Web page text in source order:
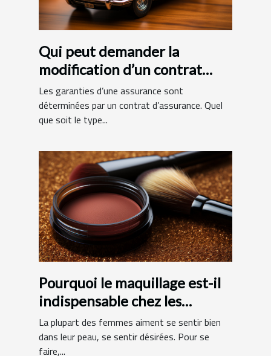
Qui peut demander la
modification d’un contrat
d’assurance ?
Les garanties d’une assurance sont
déterminées par un contrat d’assurance. Quel
que soit le type...
Pourquoi le maquillage est-il
indispensable chez les
femmes ?
La plupart des femmes aiment se sentir bien
dans leur peau, se sentir désirées. Pour se
faire,...